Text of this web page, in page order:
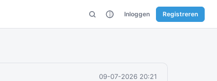
Inloggen Registreren
09-07-2026 20:21